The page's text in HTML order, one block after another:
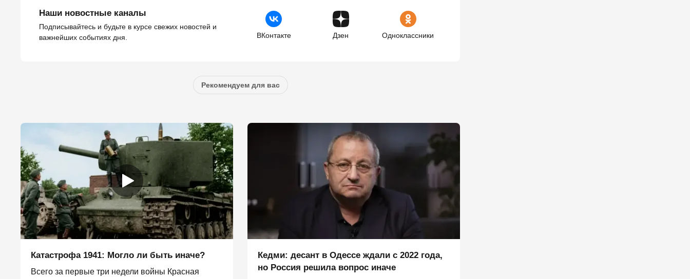
Наши новостные каналы
Подписывайтесь и будьте в курсе свежих новостей и
важнейших событиях дня.
ВКонтакте Дзен Одноклассники
Рекомендуем для вас
Катастрофа 1941: Могло ли быть иначе?
Всего за первые три недели войны Красная
Кедми: десант в Одессе ждали с 2022 года,
но Россия решила вопрос иначе